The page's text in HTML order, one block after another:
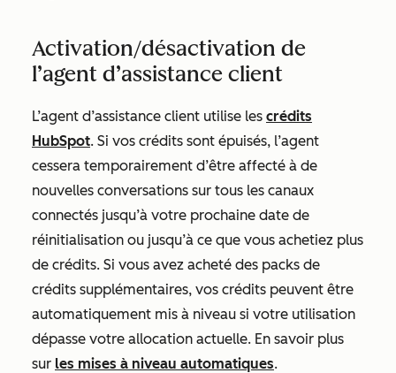
Activation/désactivation de
l’agent d’assistance client
L’agent d’assistance client utilise les crédits
HubSpot. Si vos crédits sont épuisés, l’agent
cessera temporairement d’être affecté à de
nouvelles conversations sur tous les canaux
connectés jusqu’à votre prochaine date de
réinitialisation ou jusqu’à ce que vous achetiez plus
de crédits. Si vous avez acheté des packs de
crédits supplémentaires, vos crédits peuvent être
automatiquement mis à niveau si votre utilisation
dépasse votre allocation actuelle. En savoir plus
sur les mises à niveau automatiques.